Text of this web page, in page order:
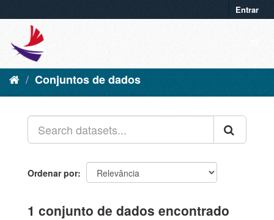
Entrar
Conjuntos de dados
Ordenar por
1 conjunto de dados encontrado